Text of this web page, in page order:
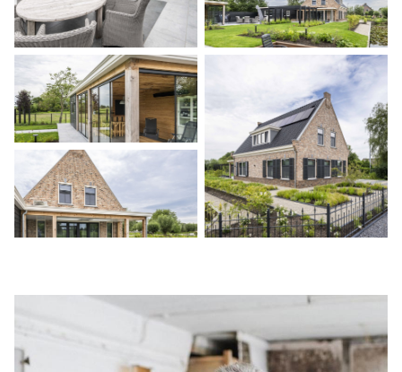
Over Verstoep
Neem contact op
Neem contact op